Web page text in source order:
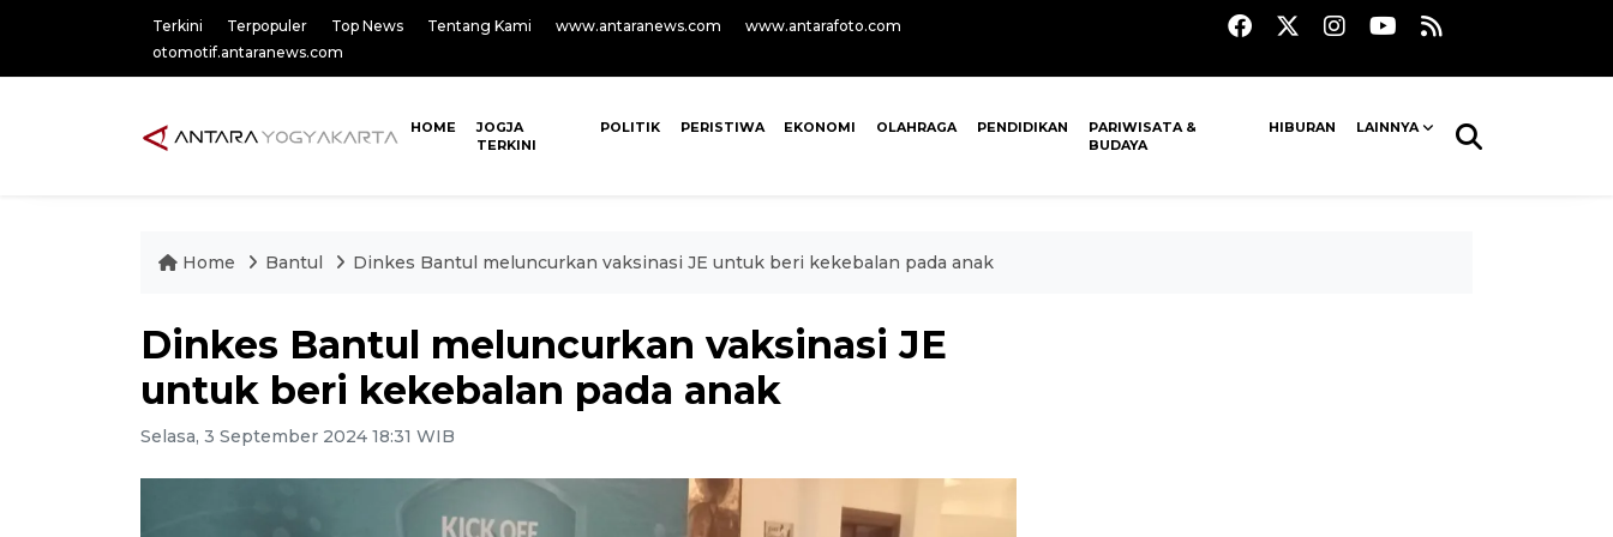
Terkini Terpopuler Top News Tentang Kami www.antaranews.com
www.antarafoto.com
otomotif.antaranews.com
HOME
JOGJA
TERKINI
POLITIK PERISTIWA EKONOMI OLAHRAGA PENDIDIKAN
PARIWISATA &
BUDAYA
HIBURAN LAINNYA
Home Bantul Dinkes Bantul meluncurkan vaksinasi JE untuk beri kekebalan pada anak
Dinkes Bantul meluncurkan vaksinasi JE
untuk beri kekebalan pada anak
Selasa, 3 September 2024 18:31 WIB